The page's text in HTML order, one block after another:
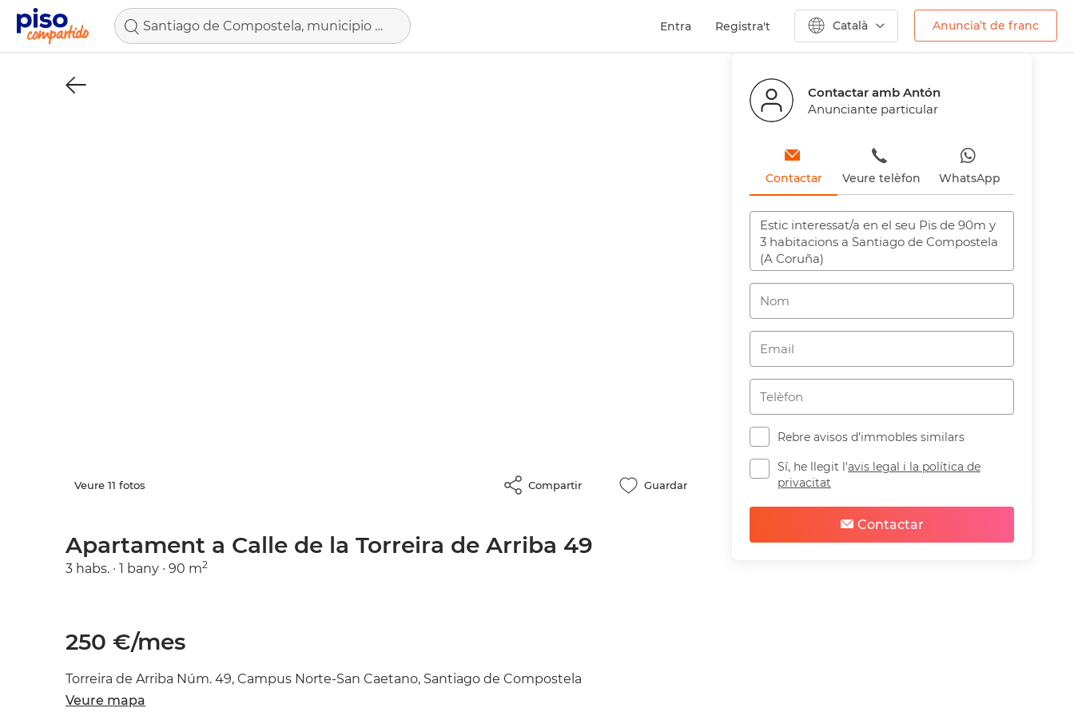
Santiago de Compostela, municipio de A Coruña Entra Registra't Català Anuncia’t de franc
Anterior
Veure 11 fotos Compartir Guardar
Apartament a Calle de la Torreira de Arriba 49
3 habs. · 1 bany · 90 m2
250 €/mes
Torreira de Arriba Núm. 49, Campus Norte-San Caetano, Santiago de Compostela
Veure mapa
Contactar amb Antón
Anunciante particular
Contactar Veure telèfon WhatsApp
Rebre avisos d’immobles similars
Sí, he llegit l'avis legal i la política de
privacitat
Contactar